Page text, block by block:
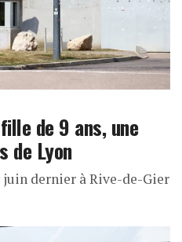
de 9 ans, une
de Lyon
dernier à Rive-de-Gier